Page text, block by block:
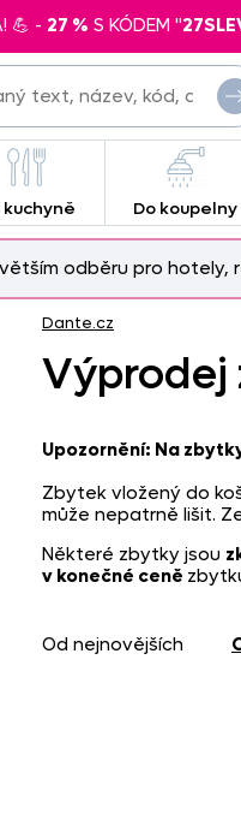
💪 - 27 % S KÓDEM "
kuchyně Do koupelny
odběru pro
Dante.cz
Výprodej
Upozornění: Na
Zbytek vložený do
může nepatrně lišit.
Některé zbytky jsou
v konečné ceně
od nejnovějších